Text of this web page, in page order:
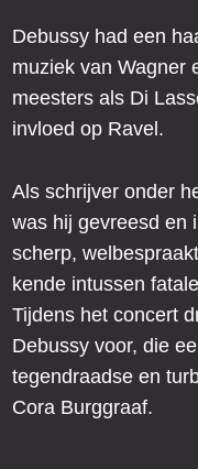
Debussy had een
muziek van Wagner
meesters als Di
invloed op Ravel.
Als schrijver onder
was hij gevreesd en
scherp,
kende intussen
Tijdens het concert
Debussy voor, die
tegendraadse en
Cora Burggraaf.